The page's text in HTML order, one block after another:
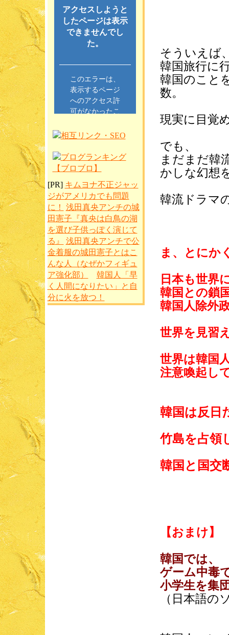
[PR] キムヨナ不正ジャッ
ジがアメリカでも問題
に！
浅田真央アンチの城
田憲子『真央は白鳥の湖
を選び子供っぽく演じて
る』
浅田真央アンチで公
金着服の城田憲子とはこ
んな人（なぜかフィギュ
ア強化部）
韓国人「早
く人間になりたい」と自
分に火を放つ！
そういえば
韓国旅行に
韓国のこと
数。
現実に目覚
でも、
まだまだ韓
かしな幻想
韓流ドラマ
ま、とにか
日本も世界
韓国との鎖
韓国人除外
世界を見習
世界は韓国
注意喚起し
韓国は反日
竹島を占領
韓国と国交
【おまけ】
韓国では、
ゲーム中毒
小学生を集
（日本語の